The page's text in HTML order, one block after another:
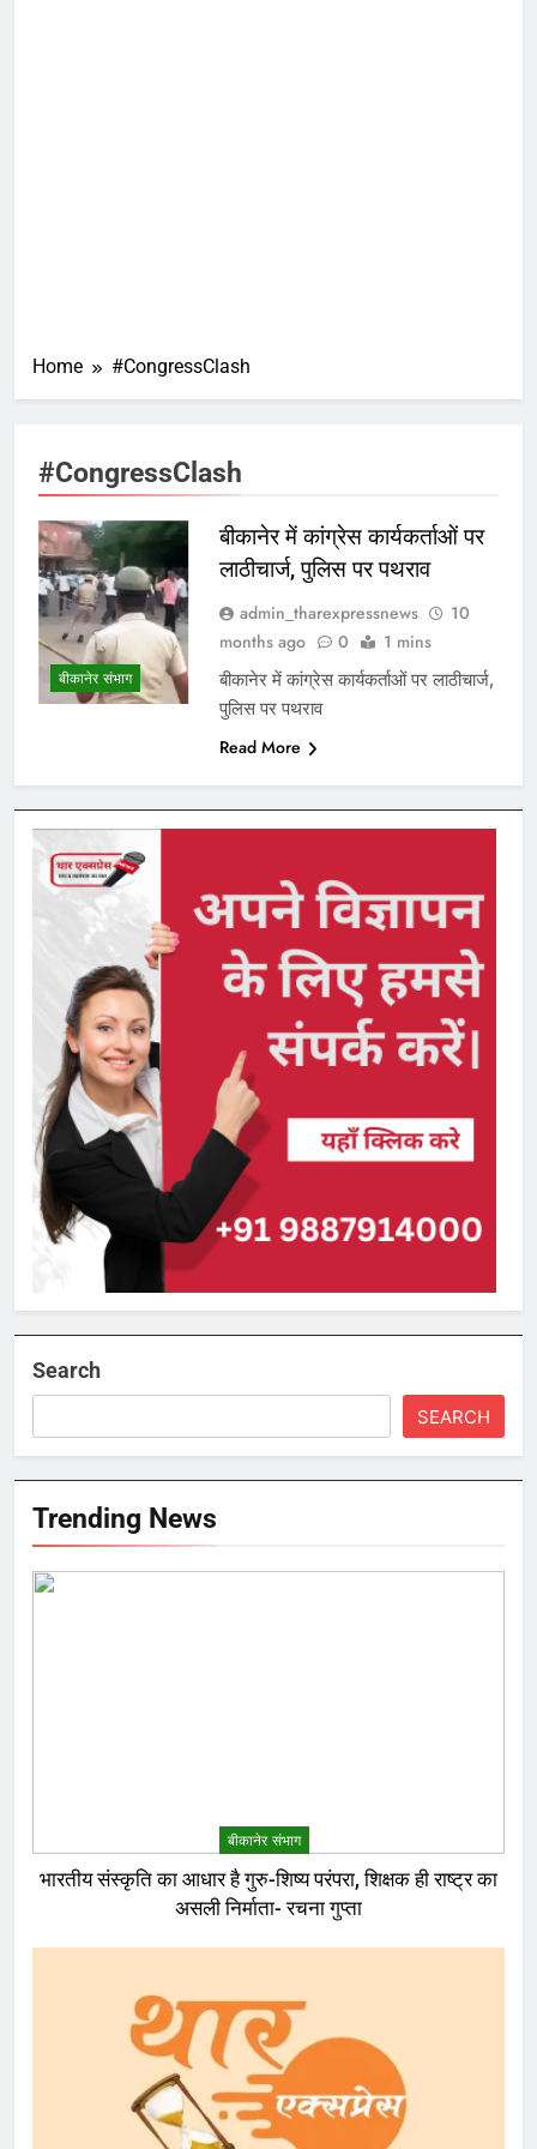
Home #CongressClash
#CongressClash
बीकानेर संभाग
बीकानेर में कांग्रेस कार्यकर्ताओं पर
लाठीचार्ज, पुलिस पर पथराव
admin_tharexpressnews
10
months ago
0 1 mins
बीकानेर में कांग्रेस कार्यकर्ताओं पर लाठीचार्ज,
पुलिस पर पथराव
Read More
Search
SEARCH
Trending News
बीकानेर संभाग
भारतीय संस्कृति का आधार है गुरु-शिष्य परंपरा, शिक्षक ही राष्ट्र का
असली निर्माता- रचना गुप्ता